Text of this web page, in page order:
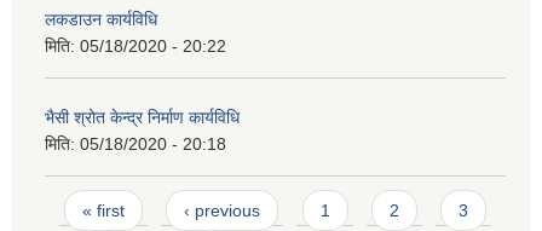
लकडाउन कार्यविधि
मिति: 05/18/2020 - 20:22
भैसी श्रोत केन्द्र निर्माण कार्यविधि
मिति: 05/18/2020 - 20:18
Pages
« first ‹ previous 1 2 3